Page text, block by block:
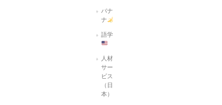
バナ
ナ
語学
人材
サー
ビス
（日
本）